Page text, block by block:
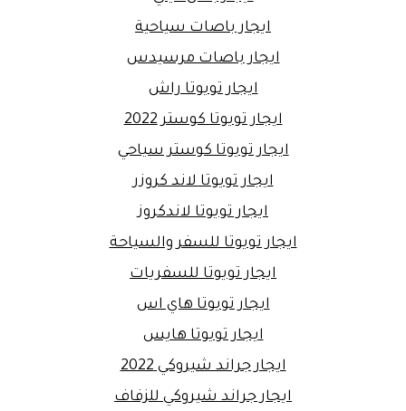
ايجار باصات سياحية
ايجار باصات مرسيدس
ايجار تويوتا راش
ايجار تويوتا كوستر 2022
ايجار تويوتا كوستر سياحي
ايجار تويوتا لاند كروزر
ايجار تويوتا لاندكروز
ايجار تويوتا للسفر والسياحة
ايجار تويوتا للسفريات
ايجار تويوتا هاي اس
ايجار تويوتا هايس
ايجار جراند شيروكي 2022
ايجار جراند شيروكي للزفاف